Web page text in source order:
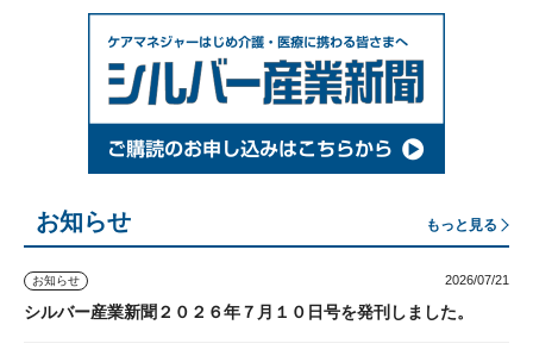
お知らせ もっと見る
お知らせ 2026/07/21
シルバー産業新聞２０２６年７月１０日号を発刊しました。